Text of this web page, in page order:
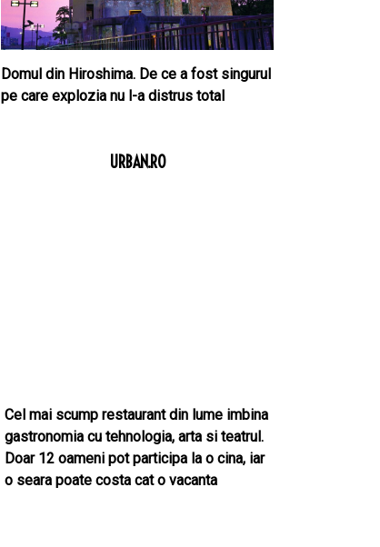
Domul din Hiroshima. De ce a fost singurul
pe care explozia nu l-a distrus total
URBAN.RO
Cel mai scump restaurant din lume imbina
gastronomia cu tehnologia, arta si teatrul.
Doar 12 oameni pot participa la o cina, iar
o seara poate costa cat o vacanta